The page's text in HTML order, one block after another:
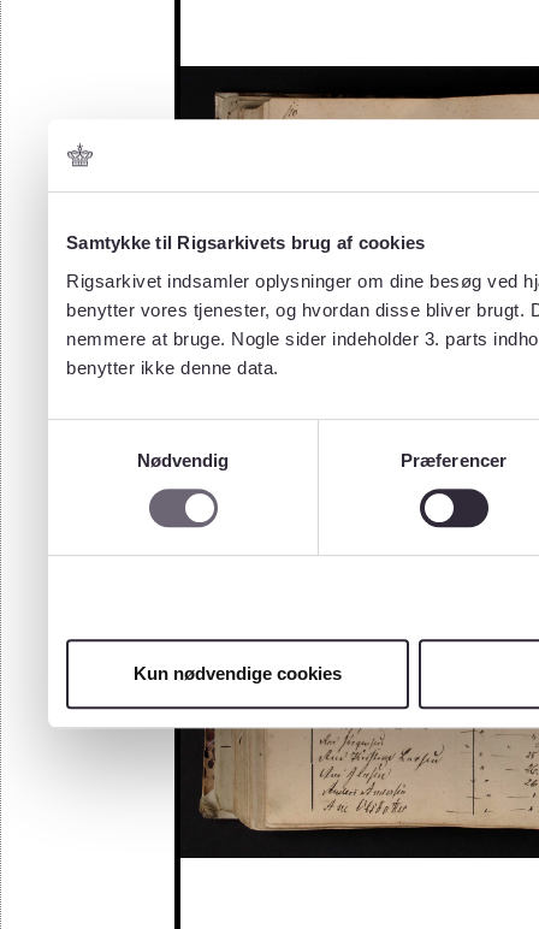
Samtykke til Rigsarkivets brug af cookies
Rigsarkivet indsamler oplysninger om dine besøg ved
benytter vores tjenester, og hvordan disse bliver
nemmere at bruge. Nogle sider indeholder 3. parts
benytter ikke denne data.
Nødvendig
Præferencer
Kun nødvendige cookies